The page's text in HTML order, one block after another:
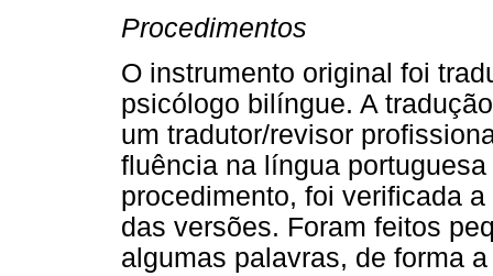
Procedimentos
O instrumento original foi
psicólogo bilíngue. A
um tradutor/revisor
fluência na língua portuguesa
procedimento, foi verificada
das versões. Foram feitos
algumas palavras, de forma